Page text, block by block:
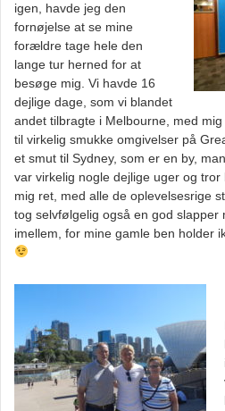
igen, havde jeg den
fornøjelse at se mine
forældre tage hele den
lange tur herned for at
besøge mig. Vi havde 16
dejlige dage, som vi blandet
andet tilbragte i Melbourne, med
til virkelig smukke omgivelser på
et smut til Sydney, som er en by,
var virkelig nogle dejlige uger og
mig ret, med alle de oplevelsesrige
tog selvfølgelig også en god slapper
imellem, for mine gamle ben holder